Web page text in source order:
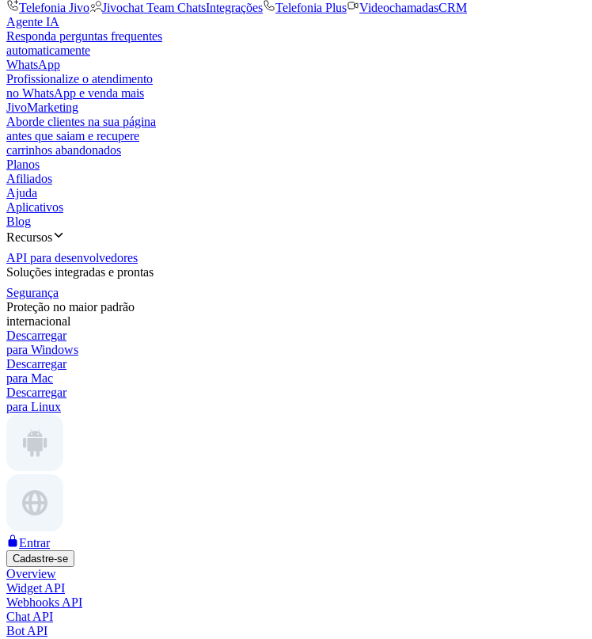
Telefonia Jivo
Jivochat Team ChatsIntegrações Telefonia Plus VideochamadasCRM
Agente IA
Responda perguntas frequentes
automaticamente
WhatsApp
Profissionalize o atendimento
no WhatsApp e venda mais
JivoMarketing
Aborde clientes na sua página
antes que saiam e recupere
carrinhos abandonados
Planos
Afiliados
Ajuda
Aplicativos
Blog
Recursos
API para desenvolvedores
Soluções integradas e prontas
Segurança
Proteção no maior padrão
internacional
Descarregar
para Windows
Descarregar
para Mac
Descarregar
para Linux
Entrar
Cadastre-se
Overview
Widget API
Webhooks API
Chat API
Bot API